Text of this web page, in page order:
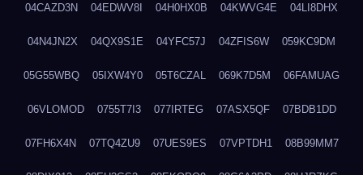
04CAZD3N 04EDWV8I 04H0HX0B 04KWVG4E 04LI8DHX
04N4JN2X 04QX9S1E 04YFC57J 04ZFIS6W 059KC9DM
05G55WBQ 05IXW4Y0 05T6CZAL 069K7D5M 06FAMUAG
06VLOMOD 0755T7I3 077IRTEG 07ASX5QF 07BDB1DD
07FH6X4N 07TQ4ZU9 07UES9ES 07VPTDH1 08B99MM7